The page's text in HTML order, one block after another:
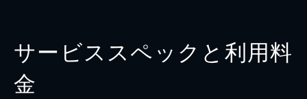
サービススペックと利用料
金